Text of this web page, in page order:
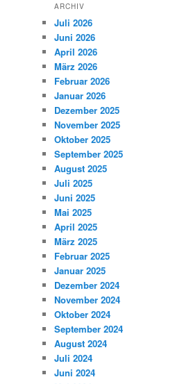
ARCHIV
Juli 2026
Juni 2026
April 2026
März 2026
Februar 2026
Januar 2026
Dezember 2025
November 2025
Oktober 2025
September 2025
August 2025
Juli 2025
Juni 2025
Mai 2025
April 2025
März 2025
Februar 2025
Januar 2025
Dezember 2024
November 2024
Oktober 2024
September 2024
August 2024
Juli 2024
Juni 2024